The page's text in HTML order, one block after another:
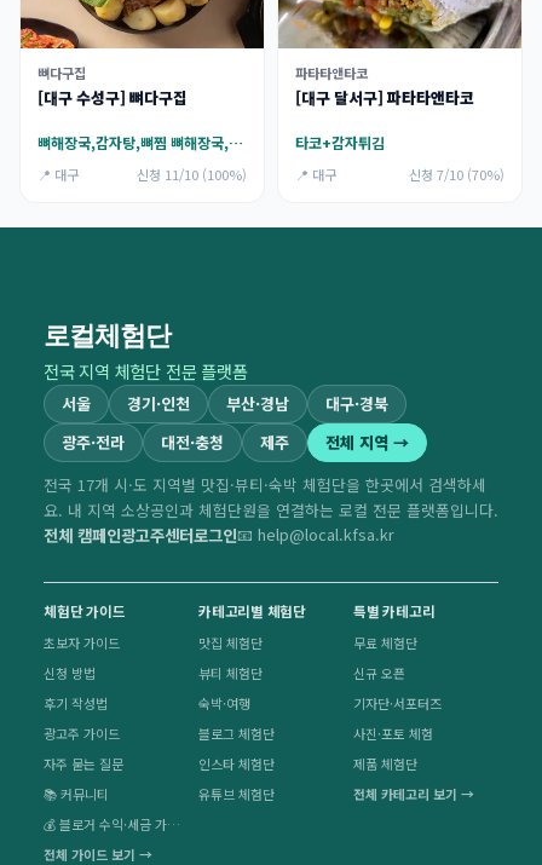
뼈다구집
[대구 수성구] 뼈다구집
뼈해장국,감자탕,뼈찜 뼈해장국,감자탕,뼈찜
📍 대구 신청 11/10 (100%)
파타타앤타코
[대구 달서구] 파타타앤타코
타코+감자튀김
📍 대구 신청 7/10 (70%)
로컬체험단
전국 지역 체험단 전문 플랫폼
서울 경기·인천 부산·경남
대구·경북
광주·전라
대전·충청 제주
전체 지역 →
전국 17개 시·도 지역별 맛집·뷰티·숙박 체험단을 한곳에서 검색하세
요. 내 지역 소상공인과 체험단원을 연결하는 로컬 전문 플랫폼입니다.
전체 캠페인광고주센터로그인📧 help@local.kfsa.kr
체험단 가이드
초보자 가이드
신청 방법
후기 작성법
광고주 가이드
자주 묻는 질문
📚 커뮤니티
💰 블로거 수익·세금 가이드
전체 가이드 보기 →
카테고리별 체험단
맛집 체험단
뷰티 체험단
숙박·여행
블로그 체험단
인스타 체험단
유튜브 체험단
특별 카테고리
무료 체험단
신규 오픈
기자단·서포터즈
사진·포토 체험
제품 체험단
전체 카테고리 보기 →